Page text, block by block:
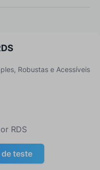
Robustas e Acessíveis
RDS
de teste